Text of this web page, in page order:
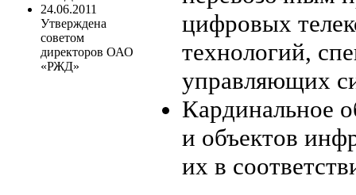
24.06.2011
Утверждена
советом
директоров ОАО
«РЖД»
цифровых
технологий,
управляющих
Кардинальное
и объектов
их в